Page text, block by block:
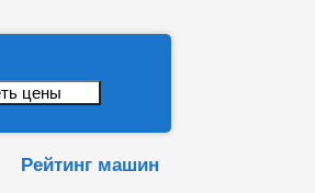
Рейтинг машин